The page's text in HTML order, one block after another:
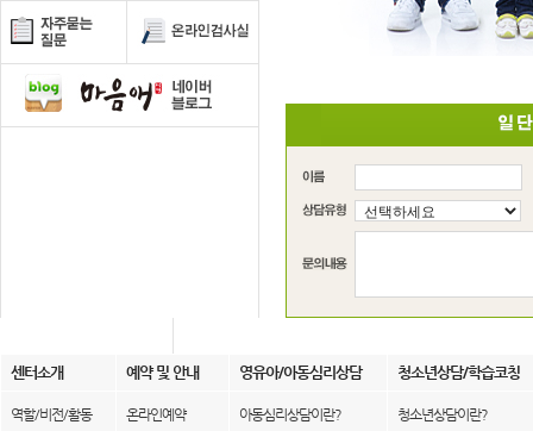
센터소개 예약 및 안내 영유아/아동심리상담 청소년상담/학습코칭
역할/비전/활동
온라인예약
아동심리상담이란?
청소년상담이란?